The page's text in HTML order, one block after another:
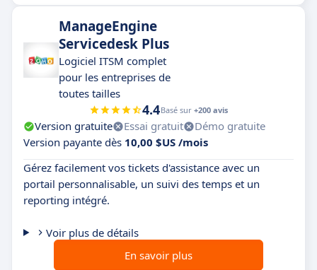
ManageEngine
Servicedesk Plus
Logiciel ITSM complet
pour les entreprises de
toutes tailles
4.4Basé sur +200 avis
Version gratuite Essai gratuit
Démo gratuite
Version payante dès 10,00 $US /mois
Gérez facilement vos tickets d'assistance avec un
portail personnalisable, un suivi des temps et un
reporting intégré.
Voir plus de détails
En savoir plus